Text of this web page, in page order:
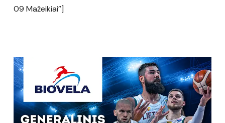
09 Mažeikiai”]